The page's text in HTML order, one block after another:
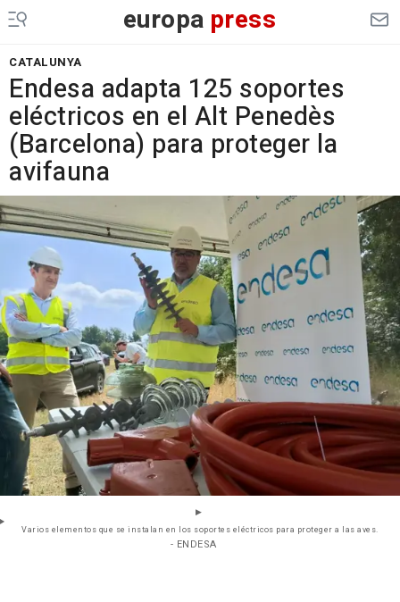
europa press
CATALUNYA
Endesa adapta 125 soportes
eléctricos en el Alt Penedès
(Barcelona) para proteger la
avifauna
Varios elementos que se instalan en los soportes eléctricos para proteger a las aves.
- ENDESA